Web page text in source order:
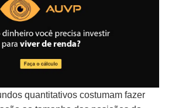
quantitativos costumam fazer